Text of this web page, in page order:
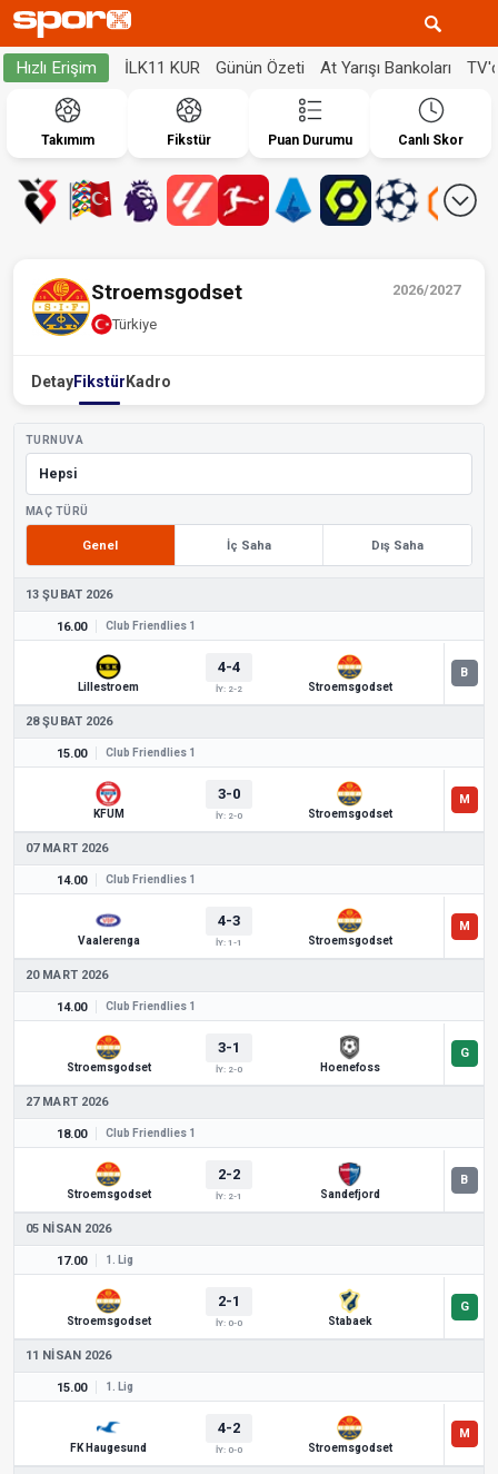
Hızlı Erişim İLK11 KUR Günün Özeti At Yarışı Bankoları
Takımım Fikstür Puan Durumu Canlı Skor
2026/2027
Stroemsgodset
Türkiye
DetayFikstür Kadro
TURNUVA
MAÇ TÜRÜ
Genel İç Saha Dış Saha
13 ŞUBAT 2026
16.00 Club Friendlies 1
Lillestroem
4-4
İY: 2-2 Stroemsgodset
28 ŞUBAT 2026
15.00 Club Friendlies 1
KFUM
3-0
İY: 2-0 Stroemsgodset
07 MART 2026
14.00 Club Friendlies 1
Vaalerenga
4-3
İY: 1-1 Stroemsgodset
20 MART 2026
14.00 Club Friendlies 1
Stroemsgodset
3-1
İY: 2-0 Hoenefoss
27 MART 2026
18.00 Club Friendlies 1
Stroemsgodset
2-2
İY: 2-1 Sandefjord
05 NISAN 2026
17.00 1. Lig
Stroemsgodset
2-1
İY: 0-0 Stabaek
11 NISAN 2026
15.00 1. Lig
FK Haugesund
4-2
İY: 0-0 Stroemsgodset